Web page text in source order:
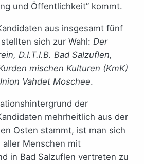
und Öffentlichkeit” kommt.
aus insgesamt fünf
sich zur Wahl: Der
D.I.T.I.B. Bad Salzuflen,
mischen Kulturen (KmK)
Vahdet Moschee.
der
mehrheitlich aus der
Osten stammt, ist man sich
Menschen mit
in Bad Salzuflen vertreten zu